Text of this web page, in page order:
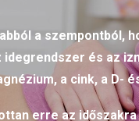
a
és az
a cink, a D-
erre az